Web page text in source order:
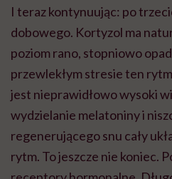
I teraz kontynuując: po
dobowego. Kortyzol ma
poziom rano, stopniowo
przewlekłym stresie ten
jest nieprawidłowo wysoki
wydzielanie melatoniny i
regenerującego snu cały
rytm. To jeszcze nie koniec.